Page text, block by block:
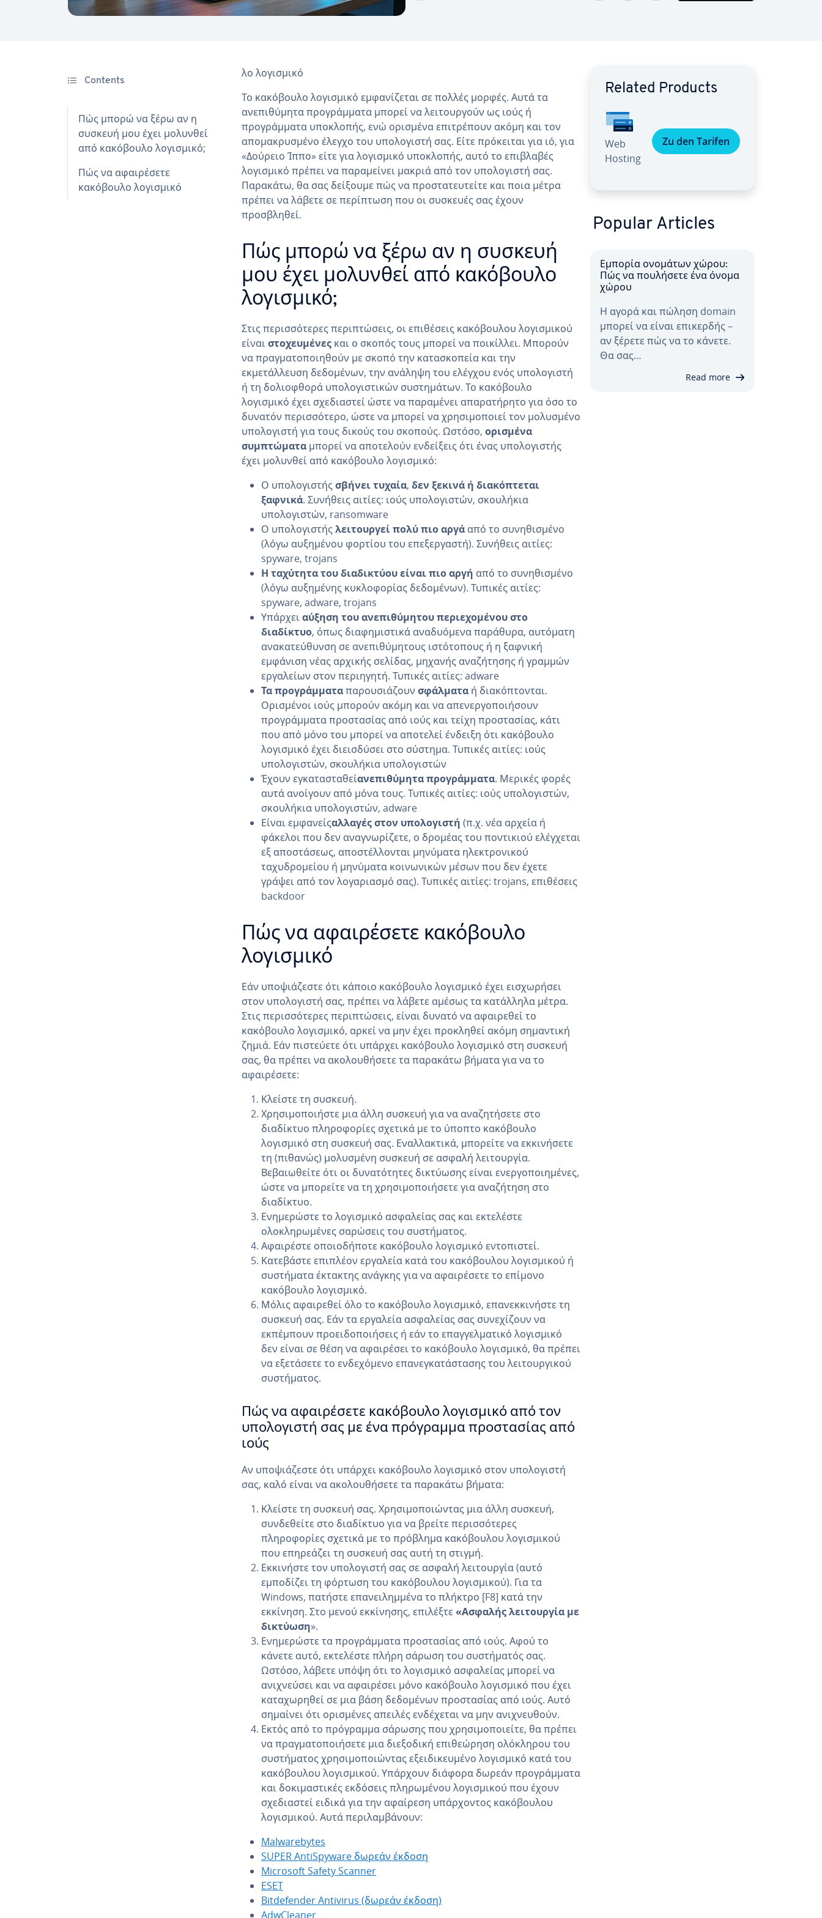
Contents
Πώς μπορώ να ξέρω αν η
συσκευή μου έχει μολυνθεί
από κακόβουλο λογισμικό;
Πώς να αφαιρέσετε
κακόβουλο λογισμικό
λο λογισμικό
Το κακόβουλο λογισμικό εμφανίζεται σε πολλές μορφές. Αυτά τα
ανεπιθύμητα προγράμματα μπορεί να λειτουργούν ως ιούς ή
προγράμματα υποκλοπής, ενώ ορισμένα επιτρέπουν ακόμη και τον
απομακρυσμένο έλεγχο του υπολογιστή σας. Είτε πρόκειται για ιό, για
«Δούρειο Ίππο» είτε για λογισμικό υποκλοπής, αυτό το επιβλαβές
λογισμικό πρέπει να παραμείνει μακριά από τον υπολογιστή σας.
Παρακάτω, θα σας δείξουμε πώς να προστατευτείτε και ποια μέτρα
πρέπει να λάβετε σε περίπτωση που οι συσκευές σας έχουν
προσβληθεί.
Πώς μπορώ να ξέρω αν η συσκευή
μου έχει μολυνθεί από κακόβουλο
λογισμικό;
Στις περισσότερες περιπτώσεις, οι επιθέσεις κακόβουλου λογισμικού
είναιστοχευμένες και ο σκοπός τους μπορεί να ποικίλλει. Μπορούν
να πραγματοποιηθούν με σκοπό την κατασκοπεία και την
εκμετάλλευση δεδομένων, την ανάληψη του ελέγχου ενός υπολογιστή
ή τη δολιοφθορά υπολογιστικών συστημάτων. Το κακόβουλο
λογισμικό έχει σχεδιαστεί ώστε να παραμένει απαρατήρητο για όσο το
δυνατόν περισσότερο, ώστε να μπορεί να χρησιμοποιεί τον μολυσμένο
υπολογιστή για τους δικούς του σκοπούς. Ωστόσο, ορισμένα
συμπτώματα μπορεί να αποτελούν ενδείξεις ότι ένας υπολογιστής
έχει μολυνθεί από κακόβουλο λογισμικό:
Ο υπολογιστήςσβήνει τυχαία, δεν ξεκινά ή διακόπτεται
ξαφνικά. Συνήθεις αιτίες: ιούς υπολογιστών, σκουλήκια
υπολογιστών, ransomware
Ο υπολογιστήςλειτουργεί πολύ πιο αργά από το συνηθισμένο
(λόγω αυξημένου φορτίου του επεξεργαστή). Συνήθεις αιτίες:
spyware, trojans
Η ταχύτητα του διαδικτύου είναι πιο αργή από το συνηθισμένο
(λόγω αυξημένης κυκλοφορίας δεδομένων). Τυπικές αιτίες:
spyware, adware, trojans
Υπάρχειαύξηση του ανεπιθύμητου περιεχομένου στο
διαδίκτυο, όπως διαφημιστικά αναδυόμενα παράθυρα, αυτόματη
ανακατεύθυνση σε ανεπιθύμητους ιστότοπους ή η ξαφνική
εμφάνιση νέας αρχικής σελίδας, μηχανής αναζήτησης ή γραμμών
εργαλείων στον περιηγητή. Τυπικές αιτίες: adware
Τα προγράμματαπαρουσιάζουν σφάλματα ή διακόπτονται.
Ορισμένοι ιούς μπορούν ακόμη και να απενεργοποιήσουν
προγράμματα προστασίας από ιούς και τείχη προστασίας, κάτι
που από μόνο του μπορεί να αποτελεί ένδειξη ότι κακόβουλο
λογισμικό έχει διεισδύσει στο σύστημα. Τυπικές αιτίες: ιούς
υπολογιστών, σκουλήκια υπολογιστών
Έχουν εγκατασταθείανεπιθύμητα προγράμματα. Μερικές φορές
αυτά ανοίγουν από μόνα τους. Τυπικές αιτίες: ιούς υπολογιστών,
σκουλήκια υπολογιστών, adware
Είναι εμφανείςαλλαγές στον υπολογιστή (π.χ. νέα αρχεία ή
φάκελοι που δεν αναγνωρίζετε, ο δρομέας του ποντικιού ελέγχεται
εξ αποστάσεως, αποστέλλονται μηνύματα ηλεκτρονικού
ταχυδρομείου ή μηνύματα κοινωνικών μέσων που δεν έχετε
γράψει από τον λογαριασμό σας). Τυπικές αιτίες: trojans, επιθέσεις
backdoor
Πώς να αφαιρέσετε κακόβουλο
λογισμικό
Εάν υποψιάζεστε ότι κάποιο κακόβουλο λογισμικό έχει εισχωρήσει
στον υπολογιστή σας, πρέπει να λάβετε αμέσως τα κατάλληλα μέτρα.
Στις περισσότερες περιπτώσεις, είναι δυνατό να αφαιρεθεί το
κακόβουλο λογισμικό, αρκεί να μην έχει προκληθεί ακόμη σημαντική
ζημιά. Εάν πιστεύετε ότι υπάρχει κακόβουλο λογισμικό στη συσκευή
σας, θα πρέπει να ακολουθήσετε τα παρακάτω βήματα για να το
αφαιρέσετε:
Κλείστε τη συσκευή.
Χρησιμοποιήστε μια άλλη συσκευή για να αναζητήσετε στο
διαδίκτυο πληροφορίες σχετικά με το ύποπτο κακόβουλο
λογισμικό στη συσκευή σας. Εναλλακτικά, μπορείτε να εκκινήσετε
τη (πιθανώς) μολυσμένη συσκευή σε ασφαλή λειτουργία.
Βεβαιωθείτε ότι οι δυνατότητες δικτύωσης είναι ενεργοποιημένες,
ώστε να μπορείτε να τη χρησιμοποιήσετε για αναζήτηση στο
διαδίκτυο.
Ενημερώστε το λογισμικό ασφαλείας σας και εκτελέστε
ολοκληρωμένες σαρώσεις του συστήματος.
Αφαιρέστε οποιοδήποτε κακόβουλο λογισμικό εντοπιστεί.
Κατεβάστε επιπλέον εργαλεία κατά του κακόβουλου λογισμικού ή
συστήματα έκτακτης ανάγκης για να αφαιρέσετε το επίμονο
κακόβουλο λογισμικό.
Μόλις αφαιρεθεί όλο το κακόβουλο λογισμικό, επανεκκινήστε τη
συσκευή σας. Εάν τα εργαλεία ασφαλείας σας συνεχίζουν να
εκπέμπουν προειδοποιήσεις ή εάν το επαγγελματικό λογισμικό
δεν είναι σε θέση να αφαιρέσει το κακόβουλο λογισμικό, θα πρέπει
να εξετάσετε το ενδεχόμενο επανεγκατάστασης του λειτουργικού
συστήματος.
Πώς να αφαιρέσετε κακόβουλο λογισμικό από τον
υπολογιστή σας με ένα πρόγραμμα προστασίας από
ιούς
Αν υποψιάζεστε ότι υπάρχει κακόβουλο λογισμικό στον υπολογιστή
σας, καλό είναι να ακολουθήσετε τα παρακάτω βήματα:
Κλείστε τη συσκευή σας. Χρησιμοποιώντας μια άλλη συσκευή,
συνδεθείτε στο διαδίκτυο για να βρείτε περισσότερες
πληροφορίες σχετικά με το πρόβλημα κακόβουλου λογισμικού
που επηρεάζει τη συσκευή σας αυτή τη στιγμή.
Εκκινήστε τον υπολογιστή σας σε ασφαλή λειτουργία (αυτό
εμποδίζει τη φόρτωση του κακόβουλου λογισμικού). Για τα
Windows, πατήστε επανειλημμένα το πλήκτρο [F8] κατά την
εκκίνηση. Στο μενού εκκίνησης, επιλέξτε «Ασφαλής λειτουργία με
δικτύωση».
Ενημερώστε τα προγράμματα προστασίας από ιούς. Αφού το
κάνετε αυτό, εκτελέστε πλήρη σάρωση του συστήματός σας.
Ωστόσο, λάβετε υπόψη ότι το λογισμικό ασφαλείας μπορεί να
ανιχνεύσει και να αφαιρέσει μόνο κακόβουλο λογισμικό που έχει
καταχωρηθεί σε μια βάση δεδομένων προστασίας από ιούς. Αυτό
σημαίνει ότι ορισμένες απειλές ενδέχεται να μην ανιχνευθούν.
Εκτός από το πρόγραμμα σάρωσης που χρησιμοποιείτε, θα πρέπει
να πραγματοποιήσετε μια διεξοδική επιθεώρηση ολόκληρου του
συστήματος χρησιμοποιώντας εξειδικευμένο λογισμικό κατά του
κακόβουλου λογισμικού. Υπάρχουν διάφορα δωρεάν προγράμματα
και δοκιμαστικές εκδόσεις πληρωμένου λογισμικού που έχουν
σχεδιαστεί ειδικά για την αφαίρεση υπάρχοντος κακόβουλου
λογισμικού. Αυτά περιλαμβάνουν:
Malwarebytes
SUPER AntiSpyware δωρεάν έκδοση
Microsoft Safety Scanner
ESET
Bitdefender Antivirus (δωρεάν έκδοση)
AdwCleaner
Related Products
Web
Hosting
Zu den Tarifen
Popular Articles
Εμπορία ονομάτων χώρου:
Πώς να πουλήσετε ένα όνομα
χώρου
Η αγορά και πώληση domain
μπορεί να είναι επικερδής –
αν ξέρετε πώς να το κάνετε.
Θα σας…
Read more